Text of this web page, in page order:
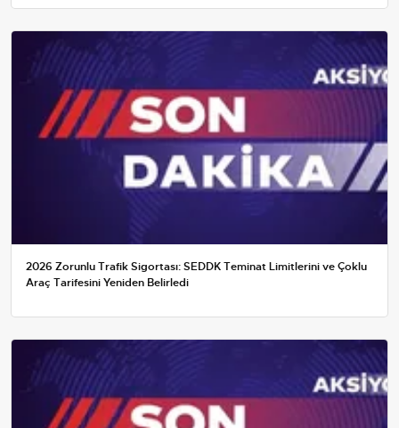
2026 Zorunlu Trafik Sigortası: SEDDK Teminat Limitlerini ve Çoklu
Araç Tarifesini Yeniden Belirledi